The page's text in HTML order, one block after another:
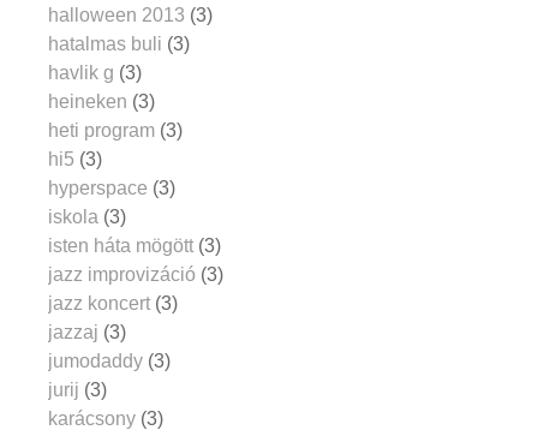
halloween 2013 (3)
hatalmas buli (3)
havlik g (3)
heineken (3)
heti program (3)
hi5 (3)
hyperspace (3)
iskola (3)
isten háta mögött (3)
jazz improvizáció (3)
jazz koncert (3)
jazzaj (3)
jumodaddy (3)
jurij (3)
karácsony (3)